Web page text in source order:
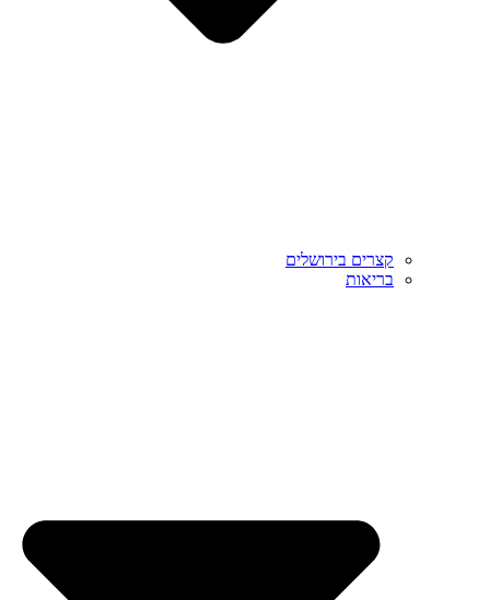
קצרים בירושלים
בריאות